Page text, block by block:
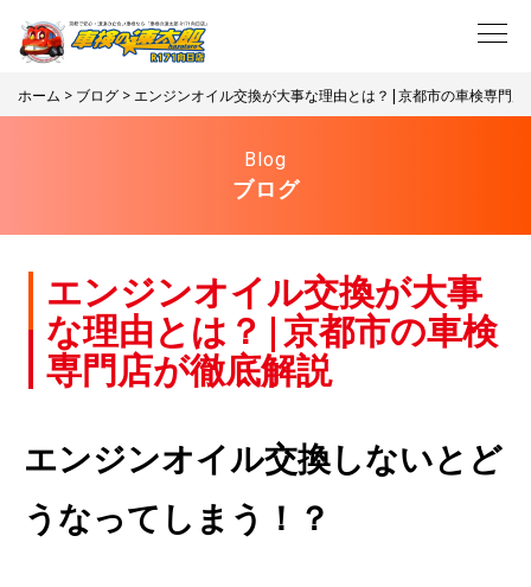
ホーム > ブログ > エンジンオイル交換が大事な理由とは？|京都市の車検専門店
Blog
ブログ
エンジンオイル交換が大事
な理由とは？|京都市の車検
専門店が徹底解説
エンジンオイル交換しないとど
うなってしまう！？